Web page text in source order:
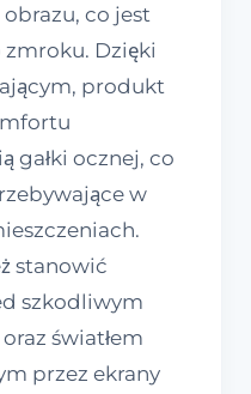
co jest
Dzięki
produkt
gałki ocznej, co
w
stanowić
szkodliwym
światłem
przez ekrany